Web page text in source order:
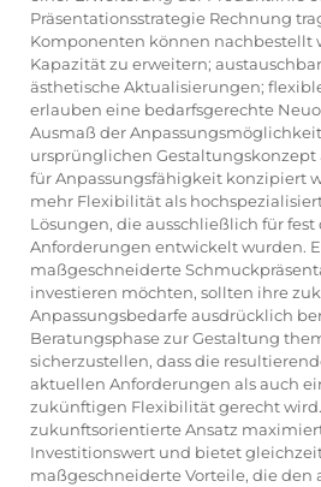
Präsentationsstrategie Rechnung
Komponenten können nachbestellt
Kapazität zu erweitern;
ästhetische Aktualisierungen;
erlauben eine bedarfsgerechte
Ausmaß der
ursprünglichen Gestaltungskonzept
für Anpassungsfähigkeit konzipiert
mehr Flexibilität als
Lösungen, die ausschließlich für
Anforderungen entwickelt wurden.
maßgeschneiderte
investieren möchten, sollten ihre
Anpassungsbedarfe ausdrücklich
Beratungsphase zur Gestaltung
sicherzustellen, dass die
aktuellen Anforderungen als auch
zukünftigen Flexibilität gerecht
zukunftsorientierte Ansatz
Investitionswert und bietet
maßgeschneiderte Vorteile, die den